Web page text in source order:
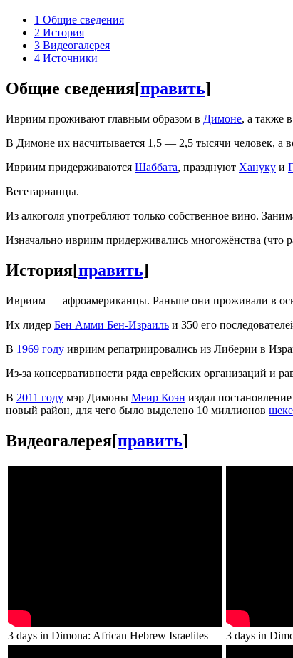
1 Общие сведения
2 История
3 Видеогалерея
4 Источники
Общие сведения[править]
Ивриим проживают главным образом в Димоне, а также в
В Димоне их насчитывается 1,5 — 2,5 тысячи человек, а
Ивриим придерживаются Шаббата, празднуют Хануку и
Вегетарианцы.
Из алкоголя употребляют только собственное вино.
Изначально ивриим придерживались многожёнства (что
История[править]
Ивриим — афроамериканцы. Раньше они проживали в
Их лидер Бен Амми Бен-Израиль и 350 его
В 1969 году ивриим репатриировались из Либерии в
Из-за консервативности ряда еврейских организаций и
В 2011 году мэр Димоны Меир Коэн издал
новый район, для чего было выделено 10 миллионов
Видеогалерея[править]
3 days in Dimona: African Hebrew Israelites 3 days in